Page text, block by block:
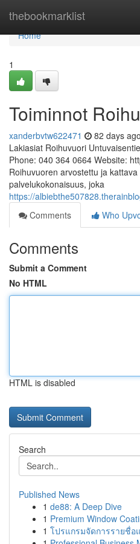
thebookmarklist
Home
Home
1
Toiminnot
xanderbvtw622471 82 days ago
Lakiasiat Roihuvuori
Phone: 040 364 0664 Website:
Roihuvuoren arvostettu ja
palvelukokonaisuus, joka
https://
Comments
Who
Comments
Submit a Comment
No HTML
HTML is disabled
Search
Published News
1 de88: A Deep Dive
1 Premium Window
1 โปรแกรมจัดการรายชื่อ